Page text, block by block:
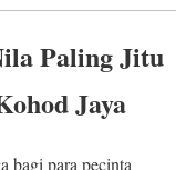
Paling Jitu
Jaya
bagi para pecinta